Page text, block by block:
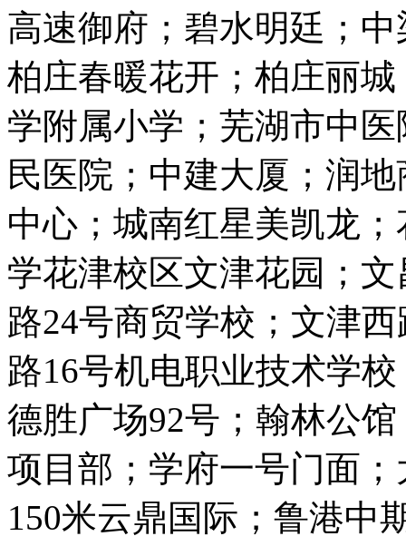
高速御府；碧水明廷；
柏庄春暖花开；柏庄丽
学附属小学；芜湖市中
民医院；中建大厦；润
中心；城南红星美凯龙
学花津校区文津花园；
路24号商贸学校；文津
路16号机电职业技术学
德胜广场92号；翰林公
项目部；学府一号门面
150米云鼎国际；鲁港中